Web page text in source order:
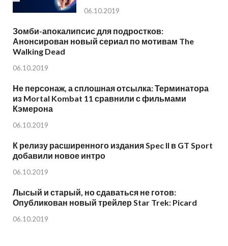
06.10.2019
Зомби-апокалипсис для подростков:
Анонсирован новый сериал по мотивам The
Walking Dead
06.10.2019
Не персонаж, а сплошная отсылка: Терминатора
из Mortal Kombat 11 сравнили с фильмами
Кэмерона
06.10.2019
К релизу расширенного издания Spec II в GT Sport
добавили новое интро
06.10.2019
Лысый и старый, но сдаваться не готов:
Опубликован новый трейлер Star Trek: Picard
06.10.2019